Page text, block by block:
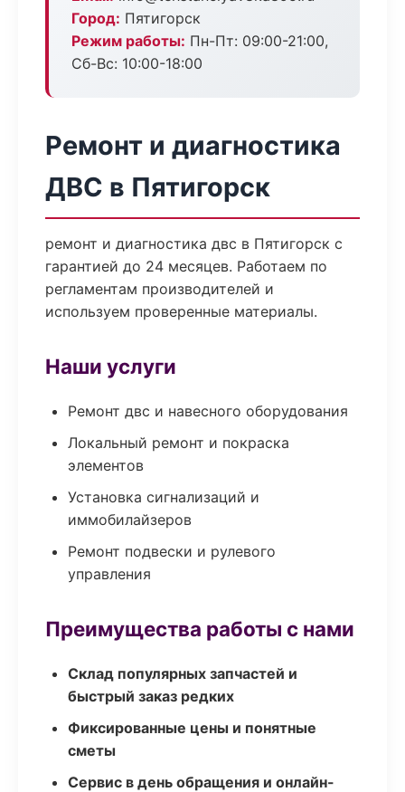
Город: Пятигорск
Режим работы: Пн-Пт: 09:00-21:00,
Сб-Вс: 10:00-18:00
Ремонт и диагностика
ДВС в Пятигорск
ремонт и диагностика двс в Пятигорск с
гарантией до 24 месяцев. Работаем по
регламентам производителей и
используем проверенные материалы.
Наши услуги
Ремонт двс и навесного оборудования
Локальный ремонт и покраска
элементов
Установка сигнализаций и
иммобилайзеров
Ремонт подвески и рулевого
управления
Преимущества работы с нами
Склад популярных запчастей и
быстрый заказ редких
Фиксированные цены и понятные
сметы
Сервис в день обращения и онлайн-